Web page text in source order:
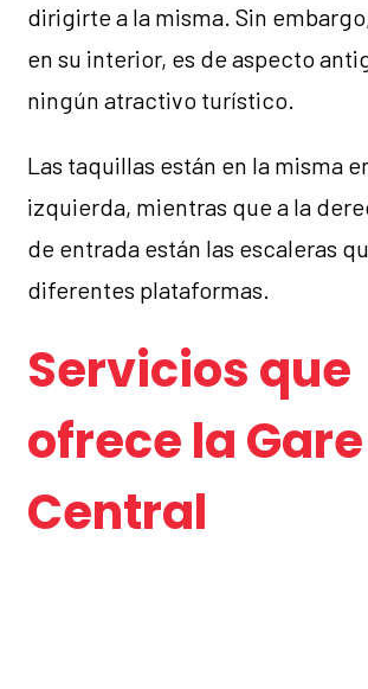
dirigirte a la misma. Sin
en su interior, es de aspecto
ningún atractivo turístico.
Las taquillas están en la misma
izquierda, mientras que a la
de entrada están las escaleras
diferentes plataformas.
Servicios que
ofrece la Gare
Central